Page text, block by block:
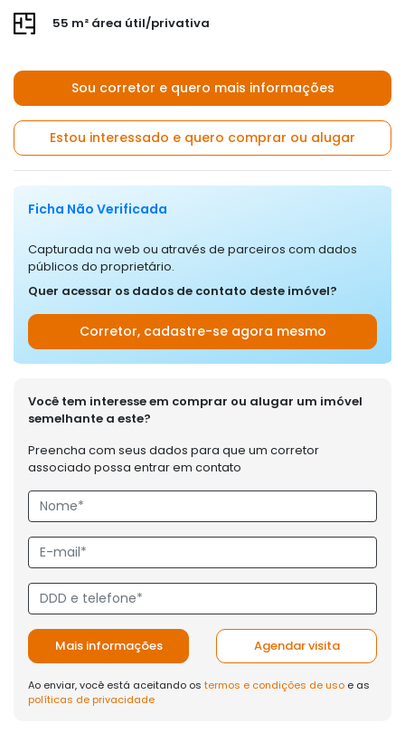
55 m² área útil/privativa
Sou corretor e quero mais informações
Estou interessado e quero comprar ou alugar
Ficha Não Verificada
Capturada na web ou através de parceiros com dados
públicos do proprietário.
Quer acessar os dados de contato deste imóvel?
Corretor, cadastre-se agora mesmo
Você tem interesse em comprar ou alugar um imóvel
semelhante a este?
Preencha com seus dados para que um corretor
associado possa entrar em contato
Mais informações Agendar visita
Ao enviar, você está aceitando os termos e condições de uso e as
políticas de privacidade